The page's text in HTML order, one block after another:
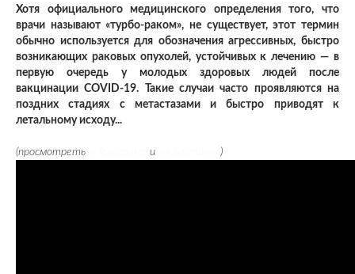
Хотя официального медицинского определения того, что
врачи называют «турбо-раком», не существует, этот термин
обычно используется для обозначения агрессивных, быстро
возникающих раковых опухолей, устойчивых к лечению — в
первую очередь у молодых здоровых людей после
вакцинации COVID-19. Такие случаи часто проявляются на
поздних стадиях с метастазами и быстро приводят к
летальному исходу...
(просмотреть и )